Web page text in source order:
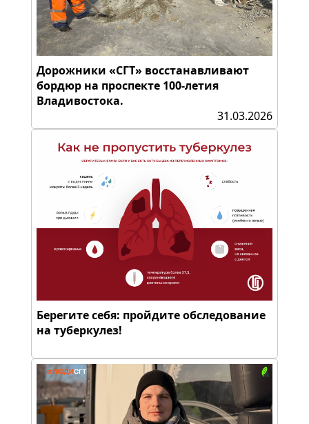
Дорожники «СГТ» восстанавливают
бордюр на проспекте 100-летия
Владивостока.
31.03.2026
Берегите себя: пройдите обследование
на туберкулез!